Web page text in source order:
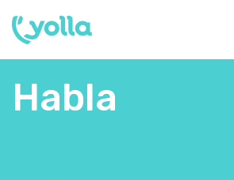
Habla